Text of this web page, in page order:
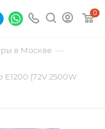
0
в Москве —
(72V 2500W